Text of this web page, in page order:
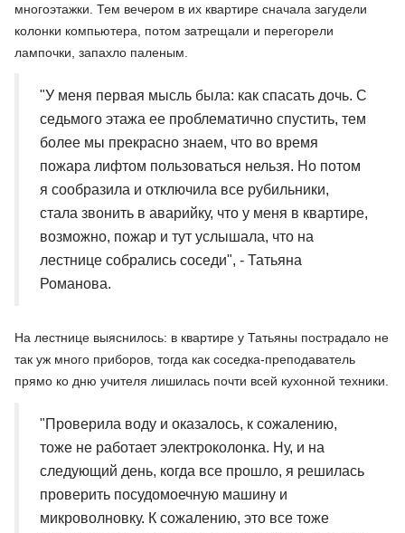
многоэтажки. Тем вечером в их квартире сначала загудели
колонки компьютера, потом затрещали и перегорели
лампочки, запахло паленым.
"У меня первая мысль была: как спасать дочь. С
седьмого этажа ее проблематично спустить, тем
более мы прекрасно знаем, что во время
пожара лифтом пользоваться нельзя. Но потом
я сообразила и отключила все рубильники,
стала звонить в аварийку, что у меня в квартире,
возможно, пожар и тут услышала, что на
лестнице собрались соседи", - Татьяна
Романова.
На лестнице выяснилось: в квартире у Татьяны пострадало не
так уж много приборов, тогда как соседка-преподаватель
прямо ко дню учителя лишилась почти всей кухонной техники.
"Проверила воду и оказалось, к сожалению,
тоже не работает электроколонка. Ну, и на
следующий день, когда все прошло, я решилась
проверить посудомоечную машину и
микроволновку. К сожалению, это все тоже